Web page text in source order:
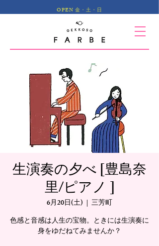
OPEN 金・土・日
生演奏の夕べ [豊島奈
里/ピアノ ]
6月20日(土)
  |
三芳町
色感と音感は人生の宝物。ときには生演奏に
身をゆだねてみませんか？